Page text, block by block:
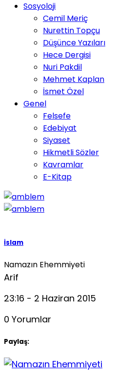
Sosyoloji
Cemil Meriç
Nurettin Topçu
Düşünce Yazıları
Hece Dergisi
Nuri Pakdil
Mehmet Kaplan
İsmet Özel
Genel
Felsefe
Edebiyat
Siyaset
Hikmetli Sözler
Kavramlar
E-Kitap
İslam
Namazın Ehemmiyeti
Arif
23:16 - 2 Haziran 2015
0 Yorumlar
Paylaş: